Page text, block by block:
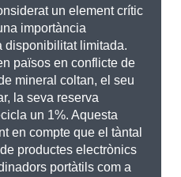
un element crític
importància
disponibilitat limitada.
països en conflicte de
mineral coltan, el seu
la seva reserva
un 1%. Aquesta
en compte que el tàntal
productes electrònics
portàtils com a